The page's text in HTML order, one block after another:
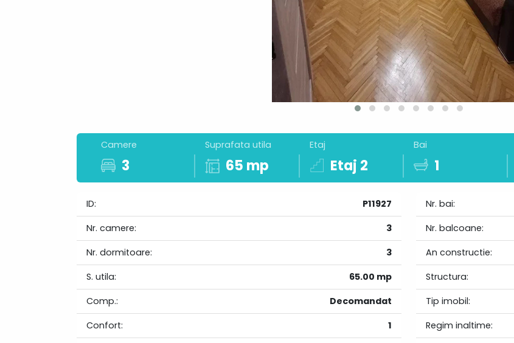
Camere
3
Suprafata utila
65 mp
Etaj
Etaj 2
Bai
1
ID:
P11927
Nr. camere:
3
Nr. dormitoare:
3
S. utila:
65.00 mp
Comp.:
Decomandat
Confort:
1
Nr. bai:
Nr. balcoane:
An constructie:
Structura:
Tip imobil:
Regim inaltime: